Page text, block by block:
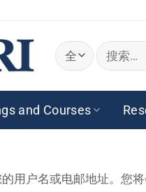
搜
索：
and Courses
用户名或电邮地址。您